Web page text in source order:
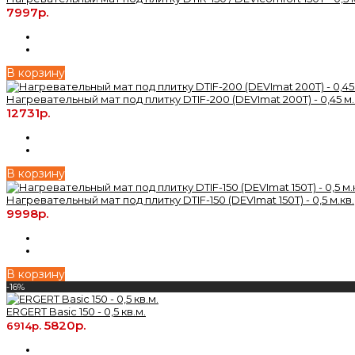
7997р.
В корзину
Нагревательный мат под плитку DTIF-200 (DEVImat 200T) - 0,45
12731р.
В корзину
Нагревательный мат под плитку DTIF-150 (DEVImat 150T) - 0,5 м.кв.
9998р.
В корзину
-16%
ERGERT Basic 150 - 0,5 кв.м.
6914р. 5820р.